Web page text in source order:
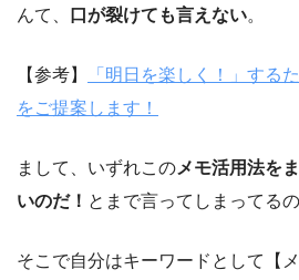
んて、
口が裂けても言えない。
【参考】
「明日を楽しく！」する
をご提案します！
まして、いずれこのメモ活用法を
いのだ！ とまで言ってしまってるの
そこで自分はキーワードとして【